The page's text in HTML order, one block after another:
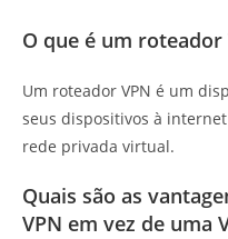
O que é um roteador
Um roteador VPN é um
seus dispositivos à
rede privada virtual.
Quais são as
VPN em vez de uma